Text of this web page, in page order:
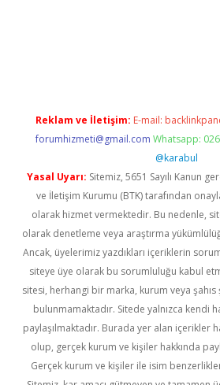
Reklam ve İletişim: E-mail:
forumhizmeti@gmail.com Whatsapp:
@karabul
Yasal Uyarı: Sitemiz, 5651 Sayılı Kanun
ve İletişim Kurumu (BTK) tarafından
olarak hizmet vermektedir. Bu nedenle,
olarak denetleme veya araştırma
Ancak, üyelerimiz yazdıkları içeriklerin
siteye üye olarak bu sorumluluğu kabul
sitesi, herhangi bir marka, kurum veya şahıs
bulunmamaktadır. Sitede yalnızca kendi
paylaşılmaktadır. Burada yer alan içerikler
olup, gerçek kurum ve kişiler hakkında
Gerçek kurum ve kişiler ile isim